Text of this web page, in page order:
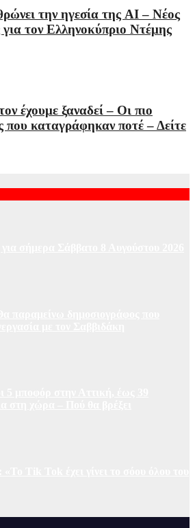
την ηγεσία της AI – Νέος
για τον Ελληνοκύπριο Ντέμης
έχουμε ξαναδεί – Οι πιο
που καταγράφηκαν ποτέ – Δείτε